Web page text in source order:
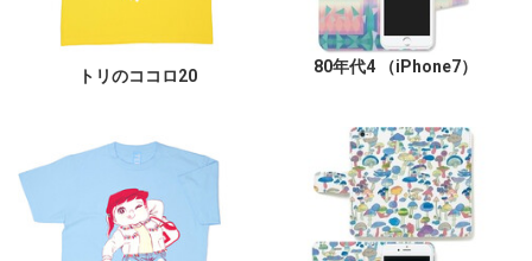
トリのココロ20
80年代4 （iPhone7）